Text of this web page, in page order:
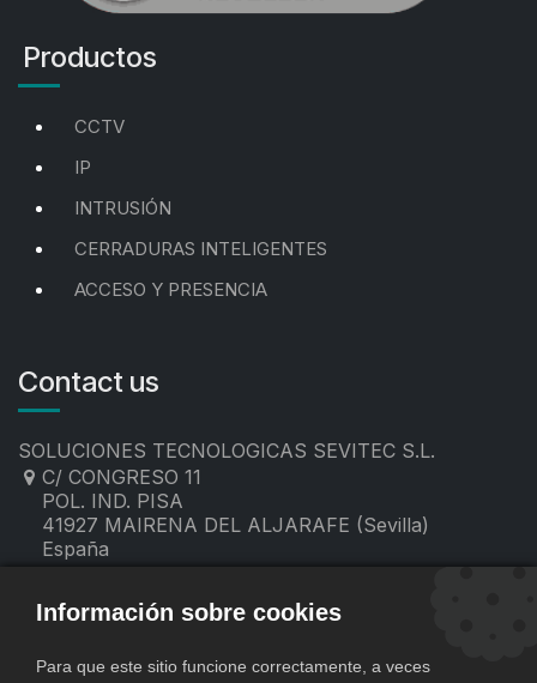
Productos
CCTV
IP
INTRUSIÓN
CERRADURAS INTELIGENTES
ACCESO Y PRESENCIA
Contact us
SOLUCIONES TECNOLOGICAS SEVITEC S.L.
C/ CONGRESO 11
POL. IND. PISA
41927 MAIRENA DEL ALJARAFE (Sevilla)
España
contacto@sevitec.es
Información sobre cookies
Para que este sitio funcione correctamente, a veces